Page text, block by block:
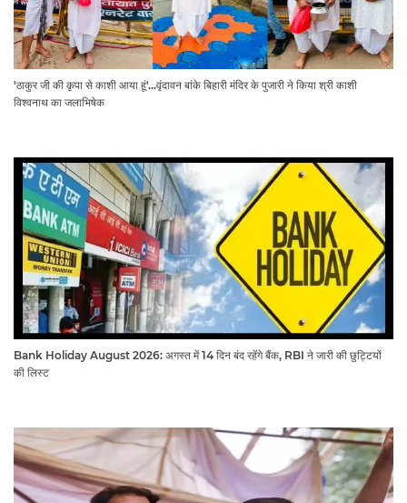
'ठाकुर जी की कृपा से काशी आया हूं'...वृंदावन बांके बिहारी मंदिर के पुजारी ने किया श्री काशी
विश्वनाथ का जलाभिषेक
Bank Holiday August 2026: अगस्त में 14 दिन बंद रहेंगे बैंक, RBI ने जारी की छुट्टियों
की लिस्ट​​​​​​​